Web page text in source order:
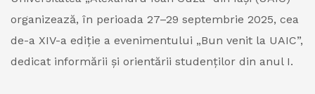
organizează, în perioada 27–29 septembrie 2025, cea
de-a XIV-a ediție a evenimentului „Bun venit la UAIC”,
dedicat informării și orientării studenților din anul I.